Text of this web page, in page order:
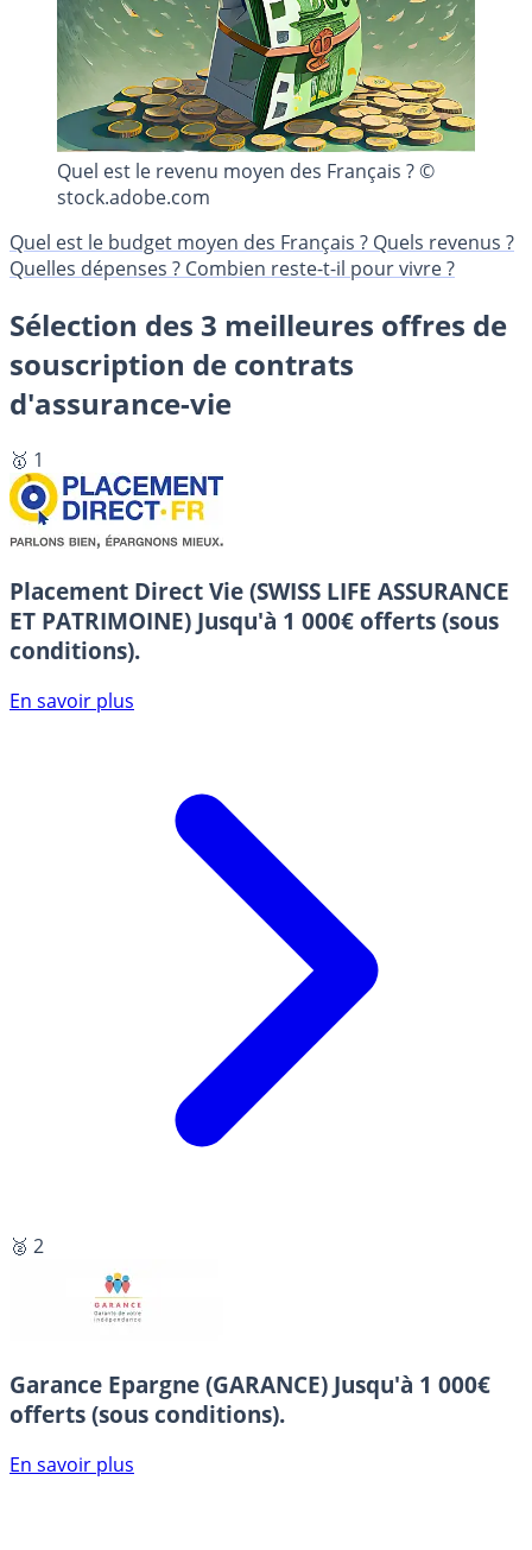
Quel est le revenu moyen des Français ? ©
stock.adobe.com
Quel est le budget moyen des Français ? Quels revenus ?
Quelles dépenses ? Combien reste-t-il pour vivre ?
Sélection des 3 meilleures offres de
souscription de contrats
d'assurance-vie
🥇 1
Placement Direct Vie (SWISS LIFE ASSURANCE
ET PATRIMOINE) Jusqu'à 1 000€ offerts (sous
conditions).
En savoir plus
🥈 2
Garance Epargne (GARANCE) Jusqu'à 1 000€
offerts (sous conditions).
En savoir plus